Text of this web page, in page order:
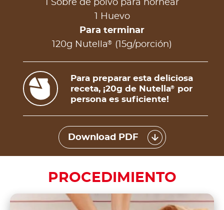
1 Sobre de polvo para hornear
1 Huevo
Para terminar
120g Nutella® (15g/porción)
Para preparar esta deliciosa
receta, ¡20g de Nutella®
por
persona es suficiente!
Download PDF
PROCEDIMIENTO